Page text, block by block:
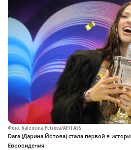
Фото: Valentina Petrova/AP/TASS
Dara (Дарина Йотова) стала первой в
Евровидения